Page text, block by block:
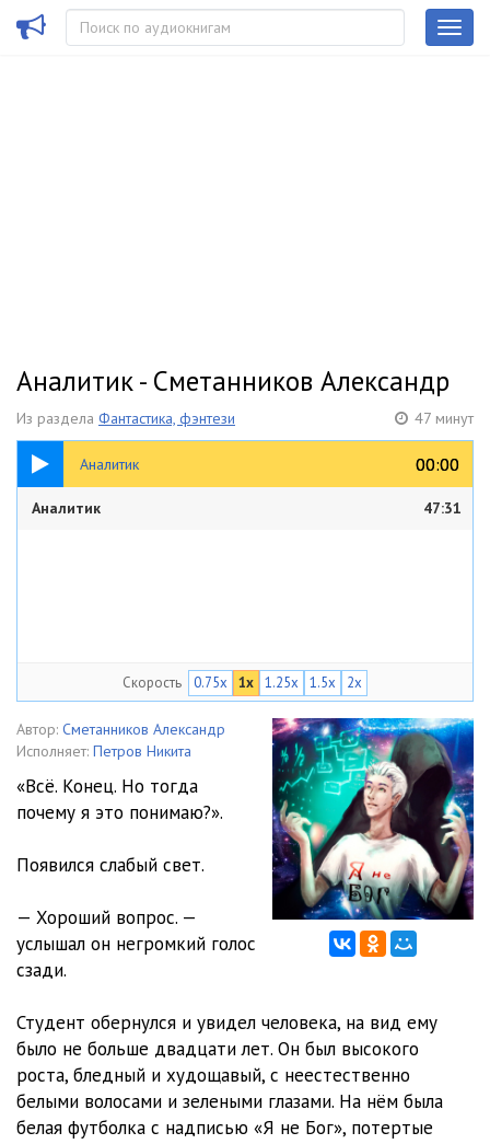
Аналитик - Сметанников Александр
Из раздела Фантастика, фэнтези 47 минут
Аналитик 00:00
00:00
47:31
Аналитик 47:31
Скорость 0.75x 1x 1.25x 1.5x 2x
Автор: Сметанников Александр
Исполняет: Петров Никита
«Всё. Конец. Но тогда
почему я это понимаю?».
Появился слабый свет.
— Хороший вопрос. —
услышал он негромкий голос
сзади.
Студент обернулся и увидел человека, на вид ему
было не больше двадцати лет. Он был высокого
роста, бледный и худощавый, с неестественно
белыми волосами и зелеными глазами. На нём была
белая футболка с надписью «Я не Бог», потертые